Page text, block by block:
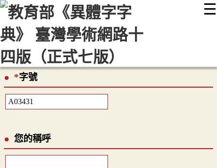
☰
::: 最新消息 常見問題 編輯說明
顯示模式
網站導覽
*字號
您的稱呼